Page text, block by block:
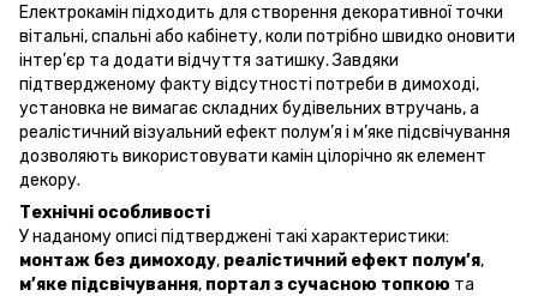
Електрокамін підходить для створення декоративної точки
вітальні, спальні або кабінету, коли потрібно швидко оновити
інтер’єр та додати відчуття затишку. Завдяки
підтвердженому факту відсутності потреби в димоході,
установка не вимагає складних будівельних втручань, а
реалістичний візуальний ефект полум’я і м’яке підсвічування
дозволяють використовувати камін цілорічно як елемент
декору.
Технічні особливості
У наданому описі підтверджені такі характеристики:
монтаж без димоходу, реалістичний ефект полум’я,
м’яке підсвічування, портал з сучасною топкою та